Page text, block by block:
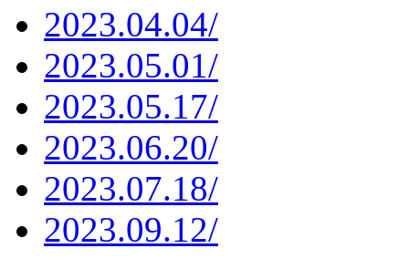
2023.04.04/
2023.05.01/
2023.05.17/
2023.06.20/
2023.07.18/
2023.09.12/